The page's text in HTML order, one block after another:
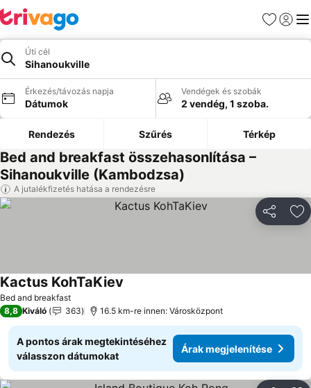
Kedvencek
Úti cél
Sihanoukville
Érkezés/távozás napja
Dátumok
Vendégek és szobák
2 vendég, 1 szoba.
Rendezés Szűrés Térkép
Bed and breakfast összehasonlítása –
Sihanoukville (Kambodzsa)
A jutalékfizetés hatása a rendezésre
Bed and breakfast
Kactus KohTaKiev
8,8 Kiváló 363 16.5 km-re innen: Városközpont
A pontos árak megtekintéséhez
válasszon dátumokat
Árak megjelenítése